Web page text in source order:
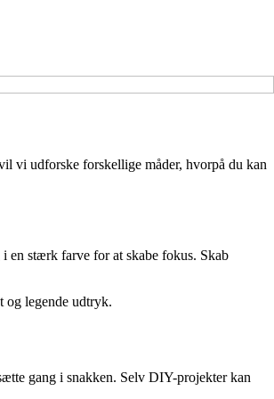
vi udforske forskellige måder, hvorpå du kan
en stærk farve for at skabe fokus. Skab
og legende udtryk.
gang i snakken. Selv DIY-projekter kan